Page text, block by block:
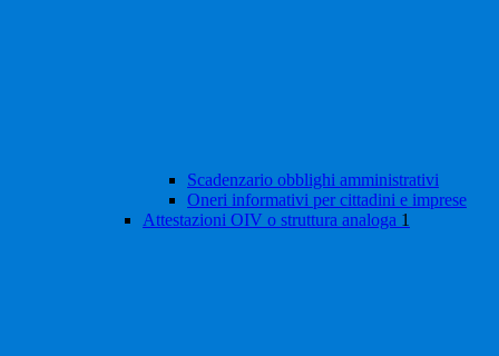
Scadenzario obblighi amministrativi
Oneri informativi per cittadini e imprese
Attestazioni OIV o struttura analoga 1